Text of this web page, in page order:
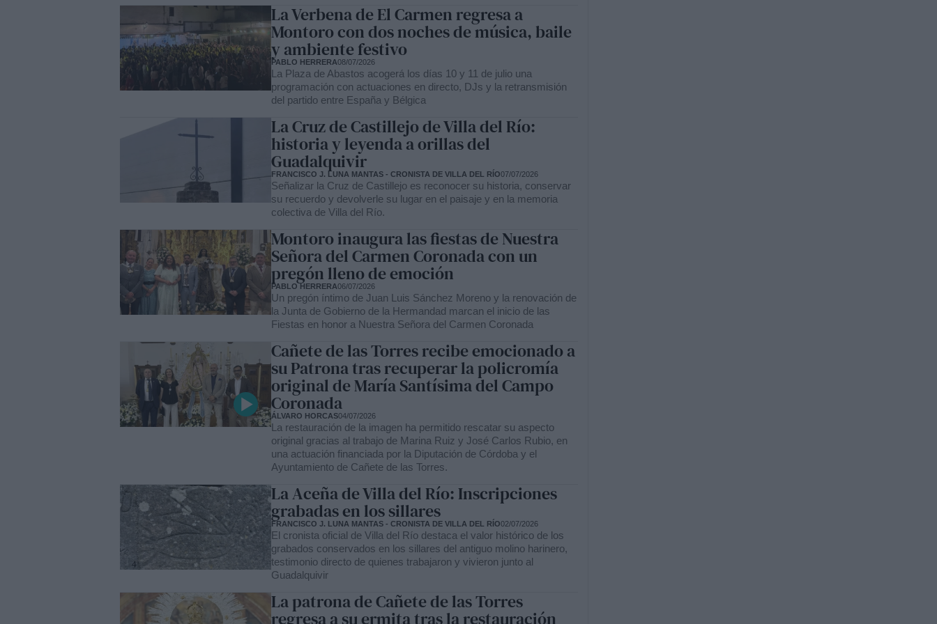
La Verbena de El Carmen regresa a
Montoro con dos noches de música, baile
y ambiente festivo
PABLO HERRERA08/07/2026
La Plaza de Abastos acogerá los días 10 y 11 de julio una
programación con actuaciones en directo, DJs y la retransmisión
del partido entre España y Bélgica
La Cruz de Castillejo de Villa del Río:
historia y leyenda a orillas del
Guadalquivir
FRANCISCO J. LUNA MANTAS - CRONISTA DE VILLA DEL RÍO07/07/2026
Señalizar la Cruz de Castillejo es reconocer su historia, conservar
su recuerdo y devolverle su lugar en el paisaje y en la memoria
colectiva de Villa del Río.
Montoro inaugura las fiestas de Nuestra
Señora del Carmen Coronada con un
pregón lleno de emoción
PABLO HERRERA06/07/2026
Un pregón íntimo de Juan Luis Sánchez Moreno y la renovación de
la Junta de Gobierno de la Hermandad marcan el inicio de las
Fiestas en honor a Nuestra Señora del Carmen Coronada
Cañete de las Torres recibe emocionado a
su Patrona tras recuperar la policromía
original de María Santísima del Campo
Coronada
ÁLVARO HORCAS04/07/2026
La restauración de la imagen ha permitido rescatar su aspecto
original gracias al trabajo de Marina Ruiz y José Carlos Rubio, en
una actuación financiada por la Diputación de Córdoba y el
Ayuntamiento de Cañete de las Torres.
La Aceña de Villa del Río: Inscripciones
grabadas en los sillares
FRANCISCO J. LUNA MANTAS - CRONISTA DE VILLA DEL RÍO02/07/2026
El cronista oficial de Villa del Río destaca el valor histórico de los
grabados conservados en los sillares del antiguo molino harinero,
testimonio directo de quienes trabajaron y vivieron junto al
Guadalquivir
La patrona de Cañete de las Torres
regresa a su ermita tras la restauración